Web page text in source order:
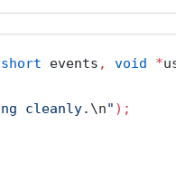
short events , void *
cleanly. \n" );